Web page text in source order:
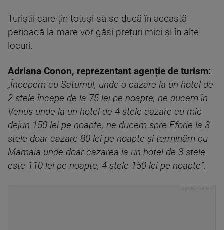
Turiștii care țin totuși să se ducă în această
perioadă la mare vor găsi prețuri mici și în alte
locuri.
Adriana Conon, reprezentant agenție de turism:
„Începem cu Saturnul, unde o cazare la un hotel de
2 stele începe de la 75 lei pe noapte, ne ducem în
Venus unde la un hotel de 4 stele cazare cu mic
dejun 150 lei pe noapte, ne ducem spre Eforie la 3
stele doar cazare 80 lei pe noapte și terminăm cu
Mamaia unde doar cazarea la un hotel de 3 stele
este 110 lei pe noapte, 4 stele 150 lei pe noapte”.